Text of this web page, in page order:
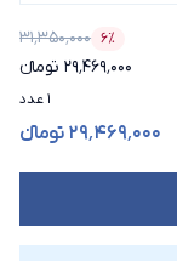
۶٪
درصد تخفیف
۳۱٬۳۵۰٬۰۰۰
۲۹٬۴۶۹٬۰۰۰ تومانء
۱ عدد
۲۹٬۴۶۹٬۰۰۰ تومانء